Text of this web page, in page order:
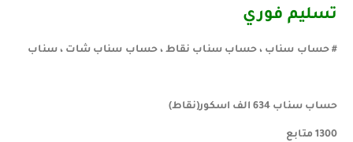
تسليم فوري ️
# حساب سناب ، حساب سناب نقاط ، حساب سناب شات ، سناب
حساب سناب 634 الف اسكور(نقاط)
1300 متابع